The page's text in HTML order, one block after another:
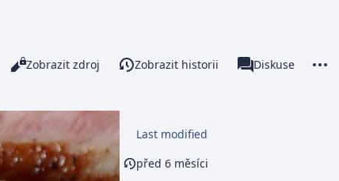
this page
Zobrazení
Číst
Zobrazit zdroj Zobrazit historii associated-pages
Stránka
Diskuse
Last modified
před 6 měsíci